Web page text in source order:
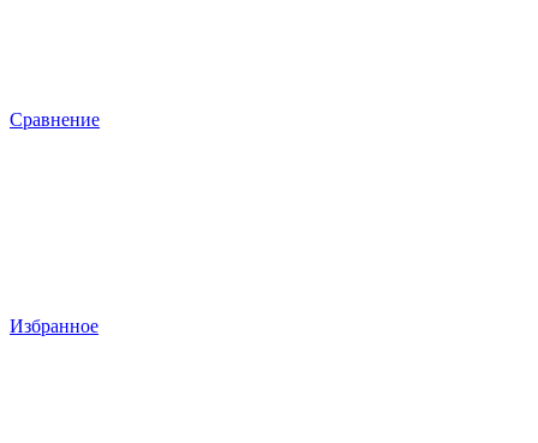
Сравнение
Избранное